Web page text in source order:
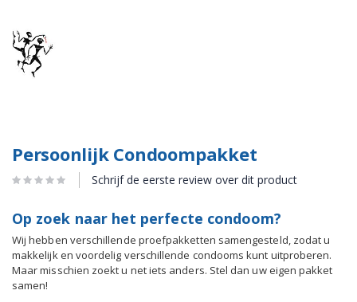
Persoonlijk Condoompakket
Schrijf de eerste review over dit product
Op zoek naar het perfecte condoom?
Wij hebben verschillende proefpakketten samengesteld, zodat u
makkelijk en voordelig verschillende condooms kunt uitproberen.
Maar misschien zoekt u net iets anders. Stel dan uw eigen pakket
samen!